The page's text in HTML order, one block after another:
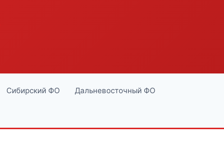
Сибирский ФО Дальневосточный ФО